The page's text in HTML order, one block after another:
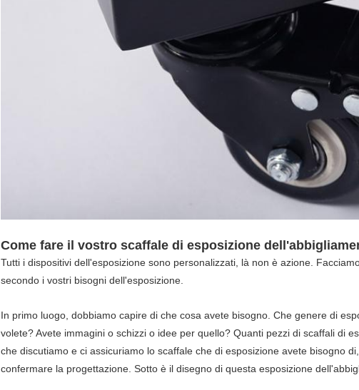
Come fare il vostro scaffale di esposizione
Tutti i dispositivi dell'esposizione sono personalizzati, là non è azione.
secondo i vostri bisogni dell'esposizione.
In primo luogo, dobbiamo capire di che cosa avete bisogno. Che genere di
volete? Avete immagini o schizzi o idee per quello? Quanti pezzi di scaffali di
che discutiamo e ci assicuriamo lo scaffale che di esposizione avete bisogno
confermare la progettazione. Sotto è il disegno di questa esposizione